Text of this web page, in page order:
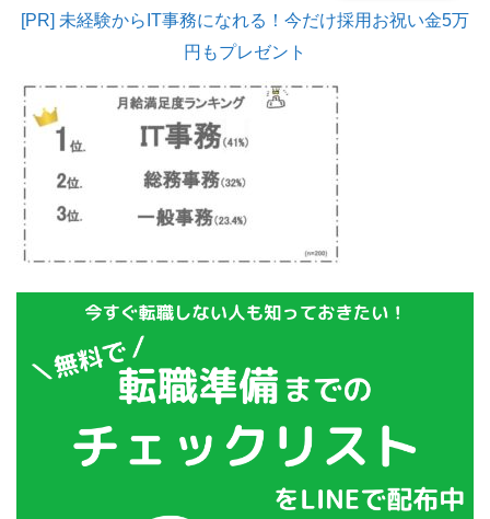
[PR] 未経験からIT事務になれる！今だけ採用お祝い金5万
円もプレゼント